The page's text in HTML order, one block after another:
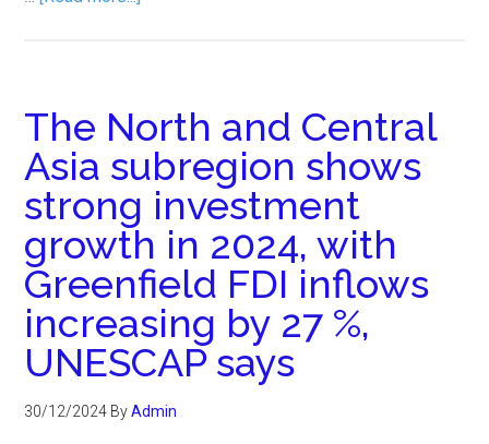
The North and Central
Asia subregion shows
strong investment
growth in 2024, with
Greenfield FDI inflows
increasing by 27 %,
UNESCAP says
30/12/2024 ByAdmin